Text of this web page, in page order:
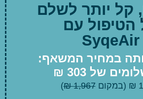
קל יותר לשלם
הטיפול עם
SyqeAir
במחיר המשאף:
1,967 ₪
)